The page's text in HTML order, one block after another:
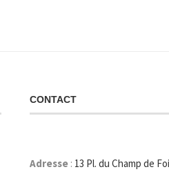
CONTACT
Adresse: 13 Pl. du Champ de